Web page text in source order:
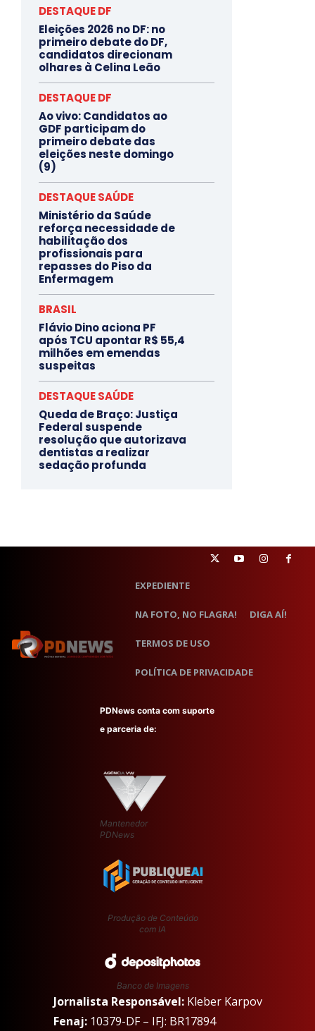
DESTAQUE DF
Eleições 2026 no DF: no
primeiro debate do DF,
candidatos direcionam
olhares à Celina Leão
DESTAQUE DF
Ao vivo: Candidatos ao
GDF participam do
primeiro debate das
eleições neste domingo
(9)
DESTAQUE SAÚDE
Ministério da Saúde
reforça necessidade de
habilitação dos
profissionais para
repasses do Piso da
Enfermagem
BRASIL
Flávio Dino aciona PF
após TCU apontar R$ 55,4
milhões em emendas
suspeitas
DESTAQUE SAÚDE
Queda de Braço: Justiça
Federal suspende
resolução que autorizava
dentistas a realizar
sedação profunda
EXPEDIENTE
NA FOTO, NO FLAGRA! DIGA AÍ!
TERMOS DE USO
POLÍTICA DE PRIVACIDADE
PDNews conta com suporte
e parceria de:
Mantenedor
PDNews
Produção de Conteúdo
com IA
Banco de Imagens
Jornalista Responsável:Kleber Karpov
Fenaj:10379-DF – IFJ: BR17894